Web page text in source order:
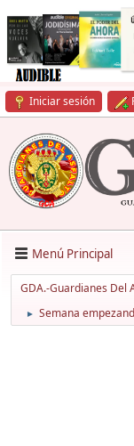
Iniciar sesión
Menú Principal
GDA.-Guardianes Del
► Semana